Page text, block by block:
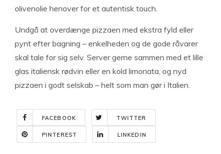
olivenolie henover for et autentisk touch.
Undgå at overdænge pizzaen med ekstra fyld eller
pynt efter bagning – enkelheden og de gode råvarer
skal tale for sig selv. Server gerne sammen med et lille
glas italiensk rødvin eller en kold limonata, og nyd
pizzaen i godt selskab – helt som man gør i Italien.
FACEBOOK TWITTER
PINTEREST LINKEDIN